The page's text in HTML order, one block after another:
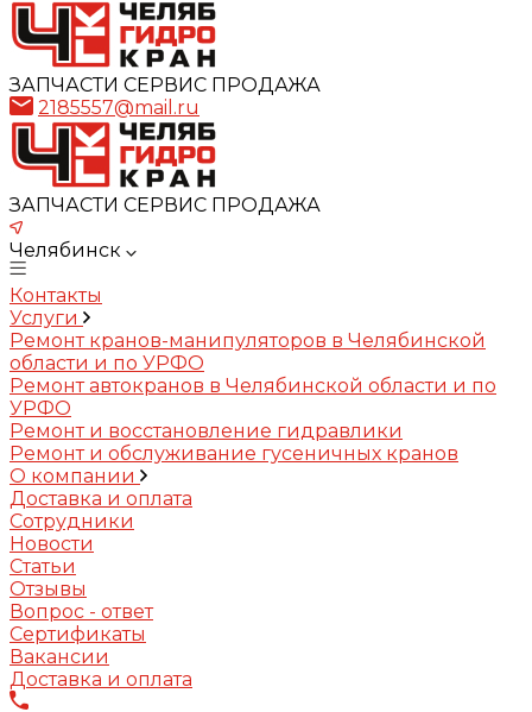
ЗАПЧАСТИ СЕРВИС ПРОДАЖА
2185557@mail.ru
ЗАПЧАСТИ СЕРВИС ПРОДАЖА
Челябинск
Контакты
Услуги
Ремонт кранов-манипуляторов в Челябинской
области и по УРФО
Ремонт автокранов в Челябинской области и по
УРФО
Ремонт и восстановление гидравлики
Ремонт и обслуживание гусеничных кранов
О компании
Доставка и оплата
Сотрудники
Новости
Статьи
Отзывы
Вопрос - ответ
Сертификаты
Вакансии
Доставка и оплата